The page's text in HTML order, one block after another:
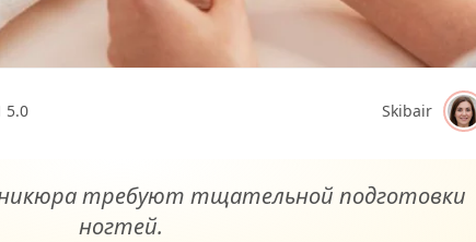
5.0 Skibair
требуют тщательной подготовки
ногтей.